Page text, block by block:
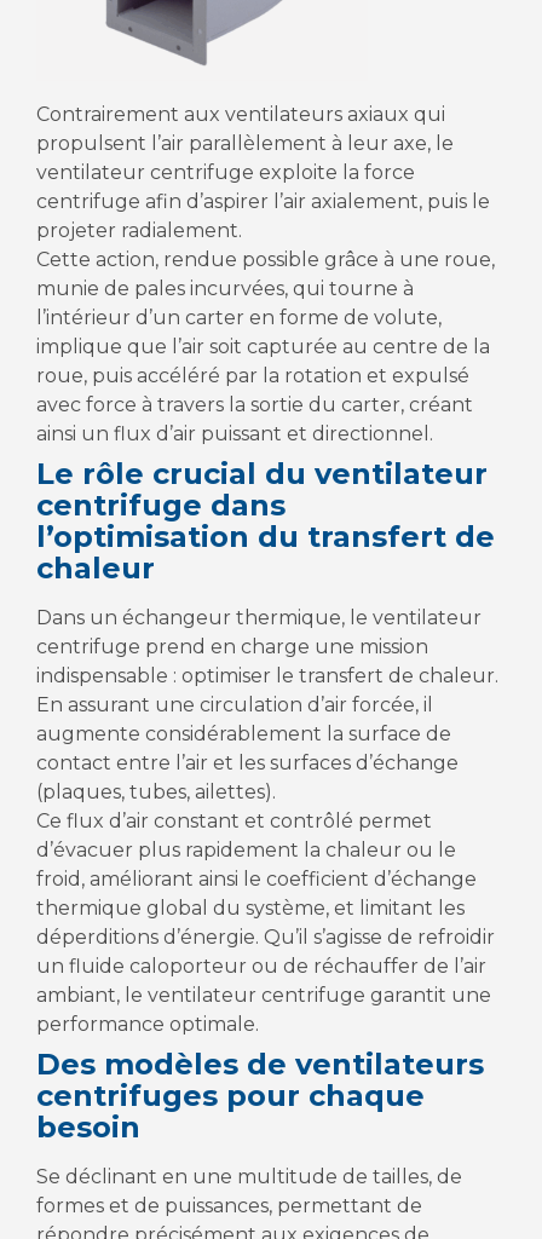
Contrairement aux ventilateurs axiaux qui
propulsent l’air parallèlement à leur axe, le
ventilateur centrifuge exploite la force
centrifuge afin d’aspirer l’air axialement, puis le
projeter radialement.
Cette action, rendue possible grâce à une roue,
munie de pales incurvées, qui tourne à
l’intérieur d’un carter en forme de volute,
implique que l’air soit capturée au centre de la
roue, puis accéléré par la rotation et expulsé
avec force à travers la sortie du carter, créant
ainsi un flux d’air puissant et directionnel.
Le rôle crucial du ventilateur
centrifuge dans
l’optimisation du transfert de
chaleur
Dans un échangeur thermique, le ventilateur
centrifuge prend en charge une mission
indispensable : optimiser le transfert de chaleur.
En assurant une circulation d’air forcée, il
augmente considérablement la surface de
contact entre l’air et les surfaces d’échange
(plaques, tubes, ailettes).
Ce flux d’air constant et contrôlé permet
d’évacuer plus rapidement la chaleur ou le
froid, améliorant ainsi le coefficient d’échange
thermique global du système, et limitant les
déperditions d’énergie. Qu’il s’agisse de refroidir
un fluide caloporteur ou de réchauffer de l’air
ambiant, le ventilateur centrifuge garantit une
performance optimale.
Des modèles de ventilateurs
centrifuges pour chaque
besoin
Se déclinant en une multitude de tailles, de
formes et de puissances, permettant de